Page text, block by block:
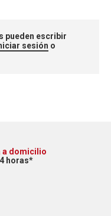
pueden escribir
sesión o
a domicilio
horas*